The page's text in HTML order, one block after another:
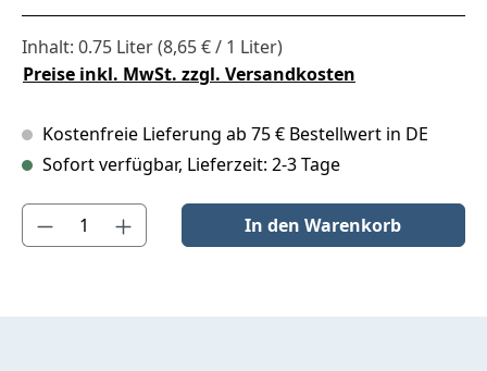
Inhalt: 0.75 Liter(8,65 € / 1 Liter)
Preise inkl. MwSt. zzgl. Versandkosten
Kostenfreie Lieferung ab 75 € Bestellwert in DE
Sofort verfügbar, Lieferzeit: 2-3 Tage
Produkt Anzahl: Gib den gewünschten Wert ein oder benutze
In den Warenkorb